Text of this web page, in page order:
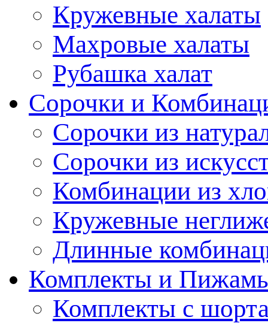
Кружевные халаты
Махровые халаты
Рубашка халат
Сорочки и
Сорочки из
Сорочки из
Комбинации из
Кружевные
Длинные
Комплекты и
Комплекты с